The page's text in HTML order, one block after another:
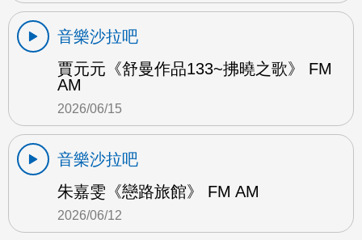
音樂沙拉吧
賈元元《舒曼作品133~拂曉之歌》 FM
AM
2026/06/15
音樂沙拉吧
朱嘉雯《戀路旅館》 FM AM
2026/06/12